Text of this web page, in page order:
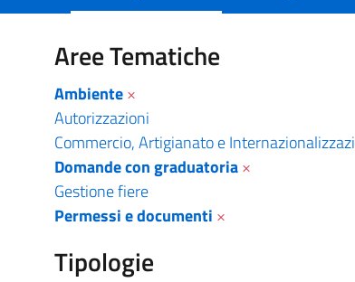
Catalogo servizi -
Aree Tematiche
Ambiente×
Autorizzazioni
Commercio, Artigianato e
Domande con graduatoria×
Gestione fiere
Permessi e documenti ×
Tipologie